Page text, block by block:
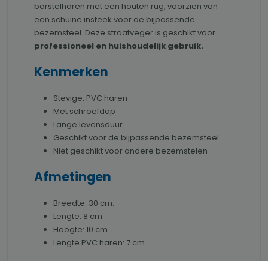
borstelharen met een houten rug, voorzien van
een schuine insteek voor de bijpassende
bezemsteel. Deze straatveger is geschikt voor
professioneel en huishoudelijk gebruik.
Kenmerken
Stevige, PVC haren
Met schroefdop
Lange levensduur
Geschikt voor de bijpassende bezemsteel
Niet geschikt voor andere bezemstelen
Afmetingen
Breedte: 30 cm.
Lengte: 8 cm.
Hoogte: 10 cm.
Lengte PVC haren: 7 cm.